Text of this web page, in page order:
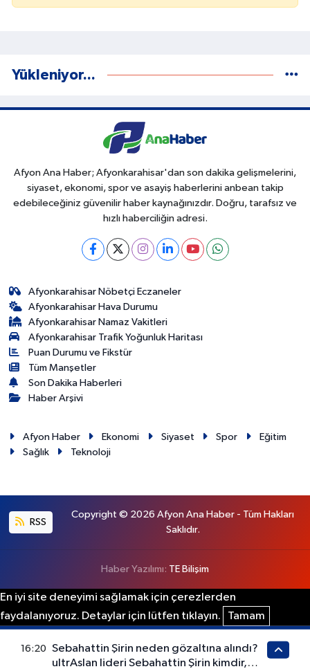
Yükleniyor...
Afyon Ana Haber; Afyonkarahisar'dan son dakika gelişmelerini,
siyaset, ekonomi, spor ve asayiş haberlerini anbean takip
edebileceğiniz güvenilir haber kaynağınızdır. Doğru, tarafsız ve
hızlı haberciliğin adresi.
Afyonkarahisar Nöbetçi Eczaneler
Afyonkarahisar Hava Durumu
Afyonkarahisar Namaz Vakitleri
Afyonkarahisar Trafik Yoğunluk Haritası
Puan Durumu ve Fikstür
Tüm Manşetler
Son Dakika Haberleri
Haber Arşivi
Afyon Haber Ekonomi Siyaset Spor
Eğitim
Sağlık
Teknoloji
RSS
Copyright © 2026 Afyon Ana Haber - Tüm Hakları
Saklıdır.
Haber Yazılımı: TE Bilişim
En iyi site deneyimi sağlamak için çerezlerden
faydalanıyoruz. Detaylar için lütfen tıklayın.
Tamam
16:20
Sebahattin Şirin neden gözaltına alındı?
ultrAslan lideri Sebahattin Şirin kimdir,